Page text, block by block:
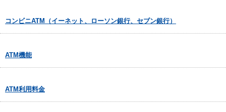
コンビニATM（イーネット、ローソン銀行、セブン銀行）
ATM機能
ATM利用料金